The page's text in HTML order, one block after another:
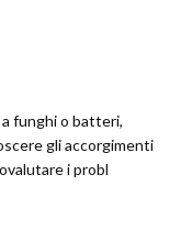
funghi o batteri,
gli accorgimenti
i probl